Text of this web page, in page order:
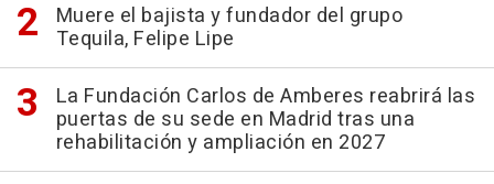
Muere el bajista y fundador del grupo
Tequila, Felipe Lipe
La Fundación Carlos de Amberes reabrirá las
puertas de su sede en Madrid tras una
rehabilitación y ampliación en 2027